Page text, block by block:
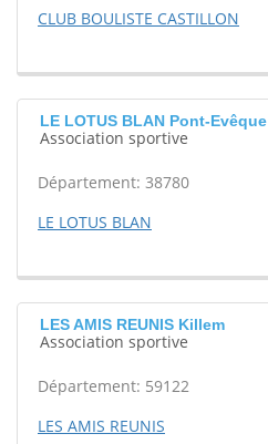
CLUB BOULISTE CASTILLON
LE LOTUS BLAN Pont-Evêque
Association sportive
Département: 38780
LE LOTUS BLAN
LES AMIS REUNIS Killem
Association sportive
Département: 59122
LES AMIS REUNIS